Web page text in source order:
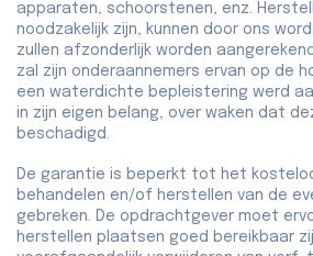
apparaten, schoorstenen, enz.
noodzakelijk zijn, kunnen door ons
zullen afzonderlijk worden
zal zijn onderaannemers ervan op de
een waterdichte bepleistering werd
in zijn eigen belang, over waken dat
beschadigd.
De garantie is beperkt tot het
behandelen en/of herstellen van de
gebreken. De opdrachtgever moet
herstellen plaatsen goed bereikbaar